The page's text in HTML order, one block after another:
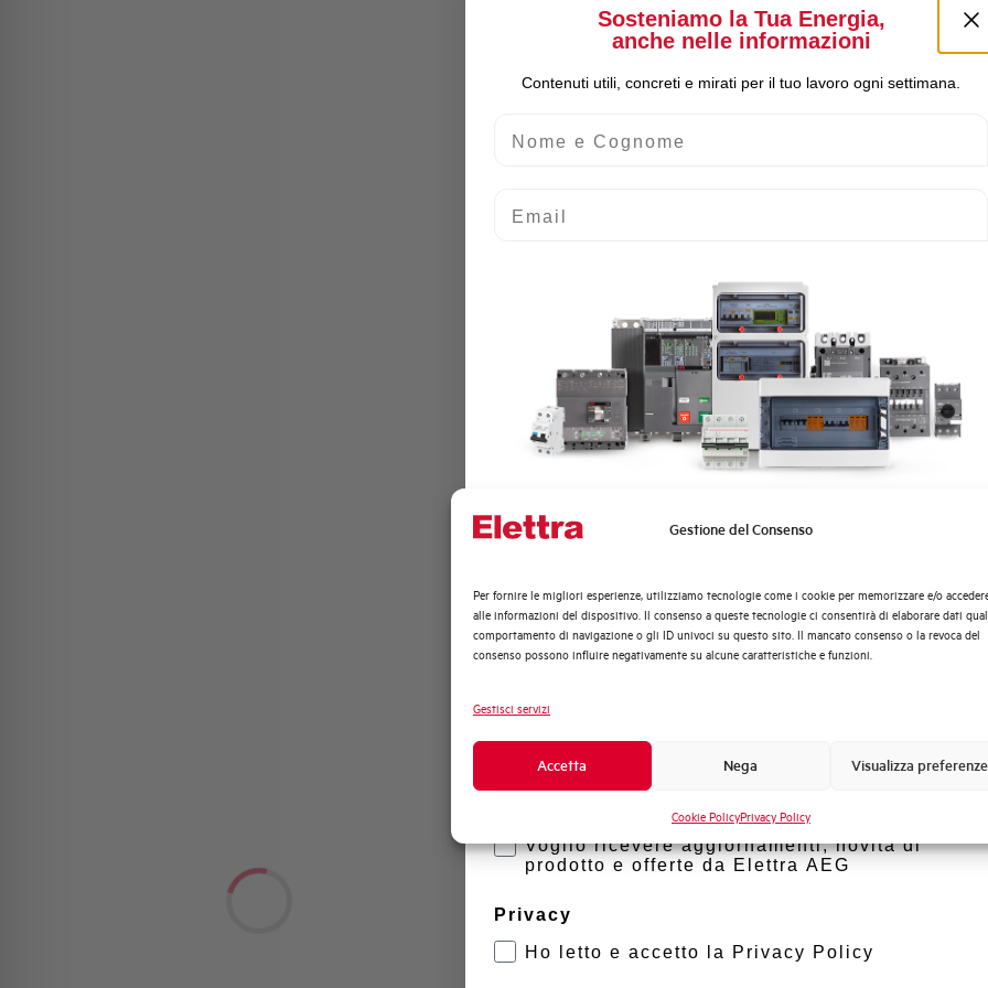
Gestione del Consenso
Per fornire le migliori esperienze, utilizziamo tecnologie come i cookie per memorizzare e/o
alle informazioni del dispositivo. Il consenso a queste tecnologie ci consentirà di elaborare dati
comportamento di navigazione o gli ID univoci su questo sito. Il mancato consenso o la revoca del
consenso possono influire negativamente su alcune caratteristiche e funzioni.
Gestisci servizi
Accetta Nega Visualizza preferenze
Cookie PolicyPrivacy Policy
Sosteniamo la Tua Energia,
anche nelle informazioni
Contenuti utili, concreti e mirati per il tuo lavoro ogni settimana.
Quali argomenti ti interessano di più?
Automazione Industriale
Fotovoltaico
Sistema Quadri
Formazione tecnica
Voglio ricevere aggiornamenti, novità di
prodotto e offerte da Elettra AEG
Privacy
Ho letto e accetto la Privacy Policy